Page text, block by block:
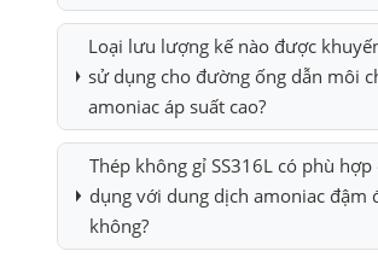
Loại lưu lượng kế nào được
sử dụng cho đường ống dẫn môi
amoniac áp suất cao?
Thép không gỉ SS316L có phù hợp
dụng với dung dịch amoniac đậm
không?